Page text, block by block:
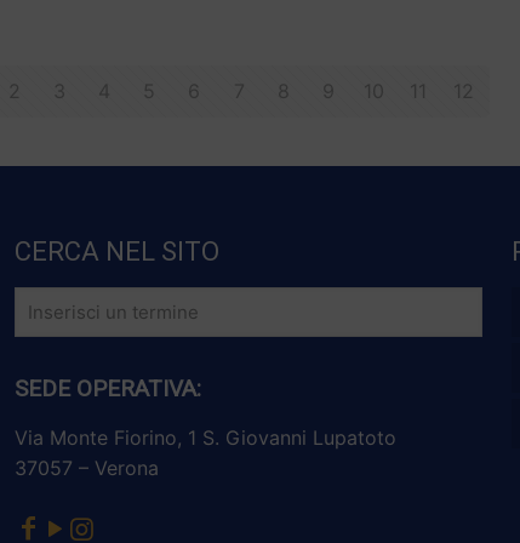
2 3 4 5 6 7 8 9 10 11 12
CERCA NEL SITO
SEDE OPERATIVA:
Via Monte Fiorino, 1 S. Giovanni Lupatoto
37057 – Verona